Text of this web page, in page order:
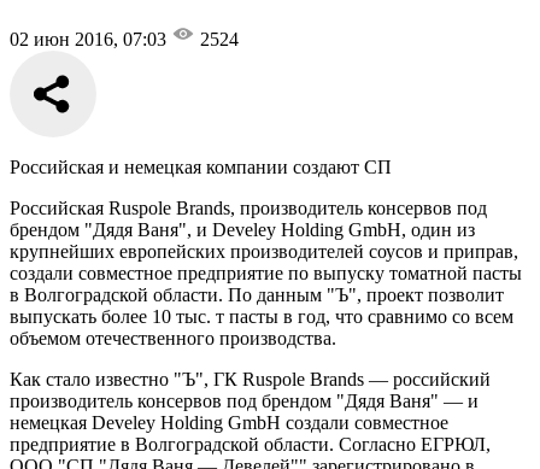
02 июн 2016, 07:03 2524
Российская и немецкая компании создают СП
Российская Ruspole Brands, производитель консервов под
брендом "Дядя Ваня", и Develey Holding GmbH, один из
крупнейших европейских производителей соусов и приправ,
создали совместное предприятие по выпуску томатной пасты
в Волгоградской области. По данным "Ъ", проект позволит
выпускать более 10 тыс. т пасты в год, что сравнимо со всем
объемом отечественного производства.
Как стало известно "Ъ", ГК Ruspole Brands — российский
производитель консервов под брендом "Дядя Ваня" — и
немецкая Develey Holding GmbH создали совместное
предприятие в Волгоградской области. Согласно ЕГРЮЛ,